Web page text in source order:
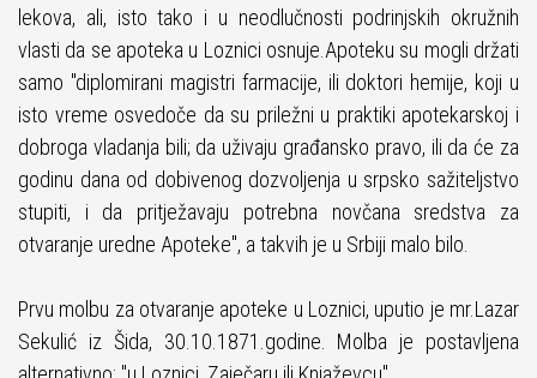
lekova, ali, isto tako i u neodlučnosti podrinjskih okružnih
vlasti da se apoteka u Loznici osnuje.Apoteku su mogli držati
samo "diplomirani magistri farmacije, ili doktori hemije, koji u
isto vreme osvedoče da su priležni u praktiki apotekarskoj i
dobroga vladanja bili; da uživaju građansko pravo, ili da će za
godinu dana od dobivenog dozvoljenja u srpsko sažiteljstvo
stupiti, i da pritježavaju potrebna novčana sredstva za
otvaranje uredne Apoteke", a takvih je u Srbiji malo bilo.
Prvu molbu za otvaranje apoteke u Loznici, uputio je mr.Lazar
Sekulić iz Šida, 30.10.1871.godine. Molba je postavljena